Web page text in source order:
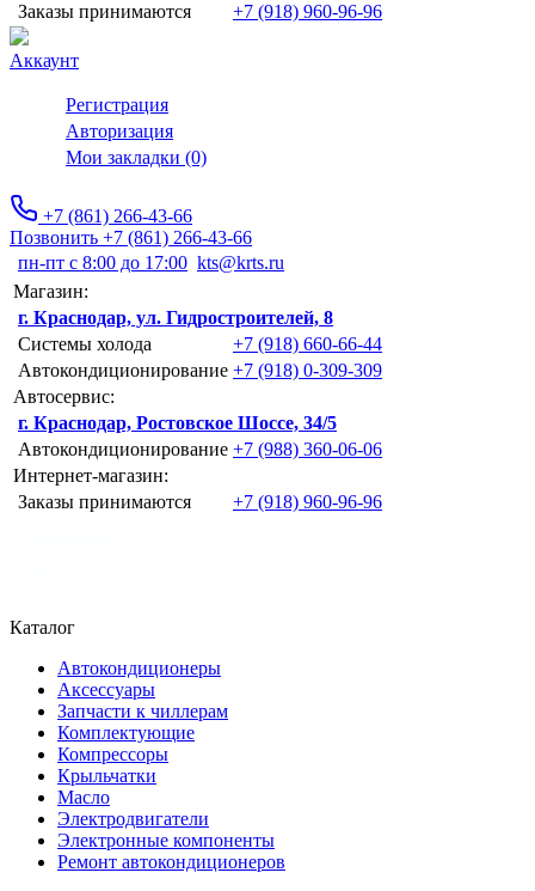
Заказы принимаются
+7 (918) 960-96-96
Аккаунт
Регистрация
Авторизация
Мои закладки (0)
+7 (861) 266-43-66
Позвонить +7 (861) 266-43-66
пн-пт с 8:00 до 17:00 kts@krts.ru
Магазин:
г. Краснодар, ул. Гидростроителей, 8
Системы холода
+7 (918) 660-66-44
Автокондиционирование +7 (918) 0-309-309
Автосервис:
г. Краснодар, Ростовское Шоссе, 34/5
Автокондиционирование +7 (988) 360-06-06
Интернет-магазин:
Заказы принимаются
+7 (918) 960-96-96
Каталог
Автокондиционеры
Аксессуары
Запчасти к чиллерам
Комплектующие
Компрессоры
Крыльчатки
Масло
Электродвигатели
Электронные компоненты
Ремонт автокондиционеров